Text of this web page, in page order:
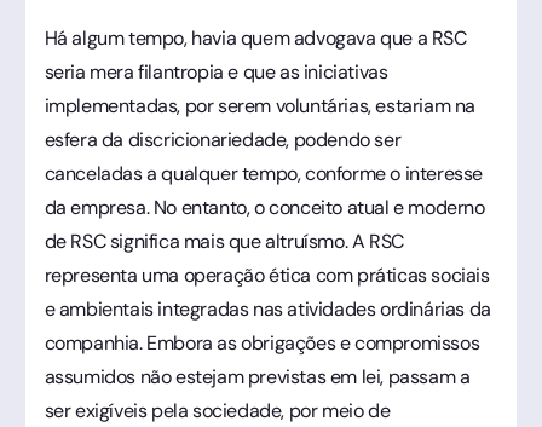
Há algum tempo, havia quem advogava que a RSC
seria mera filantropia e que as iniciativas
implementadas, por serem voluntárias, estariam na
esfera da discricionariedade, podendo ser
canceladas a qualquer tempo, conforme o interesse
da empresa. No entanto, o conceito atual e moderno
de RSC significa mais que altruísmo. A RSC
representa uma operação ética com práticas sociais
e ambientais integradas nas atividades ordinárias da
companhia. Embora as obrigações e compromissos
assumidos não estejam previstas em lei, passam a
ser exigíveis pela sociedade, por meio de